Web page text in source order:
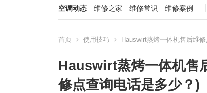
空调动态
维修之家 维修常识 维修案例
首页 使用技巧 Hauswirt蒸烤一体机售后维
Hauswirt蒸烤一体机售
修点查询电话是多少？)